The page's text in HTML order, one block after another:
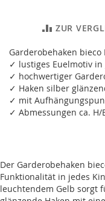
ZUR
Garderobehaken bieco
✓ lustiges Euelmotiv in
✓ hochwertiger
✓ Haken silber
✓ mit
✓ Abmessungen ca. H/
Der Garderobehaken
Funktionalität in jedes
leuchtendem Gelb sorgt